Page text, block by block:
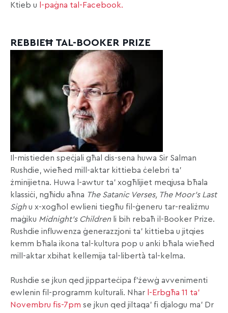
Ktieb u
l-paġna tal-Facebook.
REBBIEĦ TAL-BOOKER PRIZE
Il-mistieden speċjali għal dis-sena huwa Sir Salman
Rushdie, wieħed mill-aktar kittieba ċelebri ta’
żminijietna. Huwa l-awtur ta’ xogħlijiet meqjusa bħala
klassiċi, ngħidu aħna The Satanic Verses, The Moor’s Last
Sigh u x-xogħol ewlieni tiegħu fil-ġeneru tar-realiżmu
maġiku Midnight’s Children li bih rebaħ il-Booker Prize.
Rushdie influwenza ġenerazzjoni ta’ kittieba u jitqies
kemm bħala ikona tal-kultura pop u anki bħala wieħed
mill-aktar xbihat kellemija tal-libertà tal-kelma.
Rushdie se jkun qed jipparteċipa f’żewġ avvenimenti
ewlenin fil-programm kulturali. Nhar l-Erbgħa 11 ta’
Novembru fis-7pm se jkun qed jiltaqa’ fi djalogu ma’ Dr